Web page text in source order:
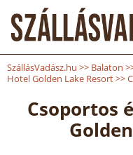
SzállásVadász.hu >> Balaton
Hotel Golden Lake Resort>>
Csoportos